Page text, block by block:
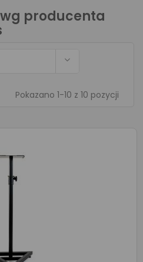
producenta

Pokazano 1-10 z 10 pozycji